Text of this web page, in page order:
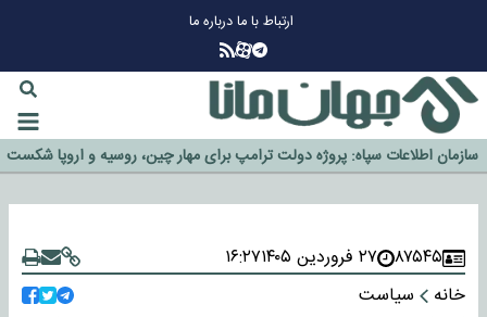
ارتباط با مادرباره ما
گزینه جدایی اوسمار روی میز مدیران پرسپولیس
آیا رئیس جمهور آمریکا قانون را دور می‌زند؟
اخراج رسمی چهره نامدار از پرسپولیس
سازمان اطلاعات سپاه: پروژه دولت ترامپ برای مهار چین، روسیه و اروپا شکست
خورد
۸۷۵۴۵ ۲۷ فروردین ۱۴۰۵
۱۶:۲۷
خانه
سیاست